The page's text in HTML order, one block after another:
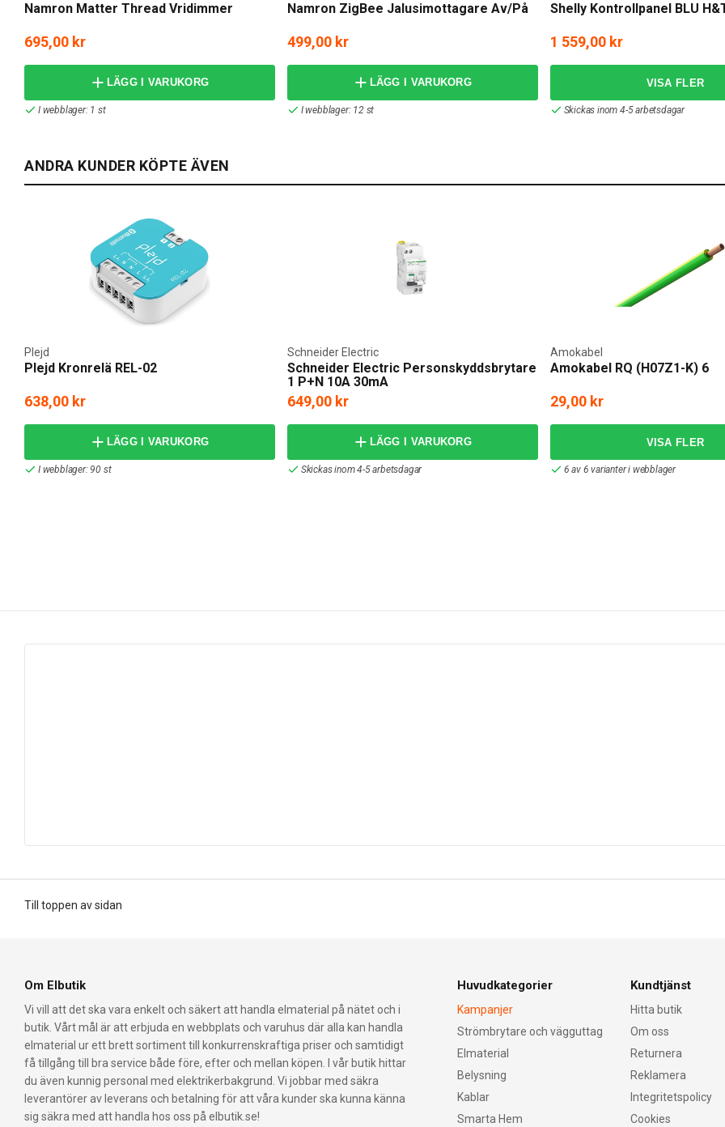
Namron Matter Thread Vridimmer
695,00 kr
LÄGG I VARUKORG
I webblager: 1 st
Namron ZigBee Jalusimottagare Av/På
499,00 kr
LÄGG I VARUKORG
I webblager: 12 st
Shelly Kontrollpanel BLU
1 559,00 kr
Skickas inom 4-5 arbetsdagar
ANDRA KUNDER KÖPTE ÄVEN
Plejd Kronrelä REL-02
Plejd
638,00 kr
LÄGG I VARUKORG
I webblager: 90 st
Schneider Electric Personskyddsbrytare
1 P+N 10A 30mA
Schneider Electric
649,00 kr
LÄGG I VARUKORG
Skickas inom 4-5 arbetsdagar
Amokabel RQ (H07Z1-K) 6
Amokabel
29,00 kr
6 av 6 varianter i webblager
Till toppen av sidan
Om Elbutik
Vi vill att det ska vara enkelt och säkert att handla elmaterial på nätet och i
butik. Vårt mål är att erbjuda en webbplats och varuhus där alla kan handla
elmaterial ur ett brett sortiment till konkurrenskraftiga priser och samtidigt
få tillgång till bra service både före, efter och mellan köpen. I vår butik hittar
du även kunnig personal med elektrikerbakgrund. Vi jobbar med säkra
leverantörer av leverans och betalning för att våra kunder ska kunna känna
sig säkra med att handla hos oss på elbutik.se!
Huvudkategorier
Kampanjer
Strömbrytare och vägguttag
Elmaterial
Belysning
Kablar
Smarta Hem
Kundtjänst
Hitta butik
Om oss
Returnera
Reklamera
Integritetspolicy
Cookies